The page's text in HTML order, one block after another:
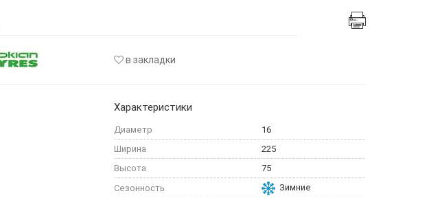
в закладки
Характеристики
Диаметр
16
Ширина
225
Высота
75
Сезонность
Зимние